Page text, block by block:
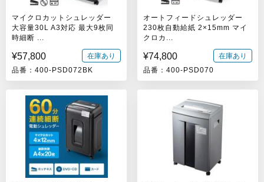
マイクロカットシュレッダー
大容量30L A3対応 最大9枚同
時細断 ...
¥57,800
在庫あり
品番：400-PSD072BK
オートフィードシュレッダー
230枚自動給紙 2×15mm マイ
クロカ...
¥74,800
在庫あり
品番：400-PSD070